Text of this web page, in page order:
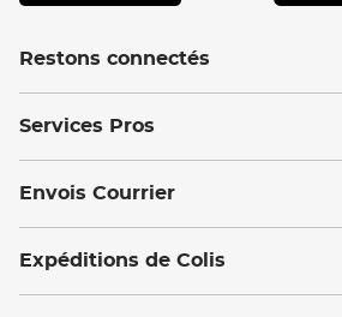
Restons connectés
Services Pros
Envois Courrier
Expéditions de Colis